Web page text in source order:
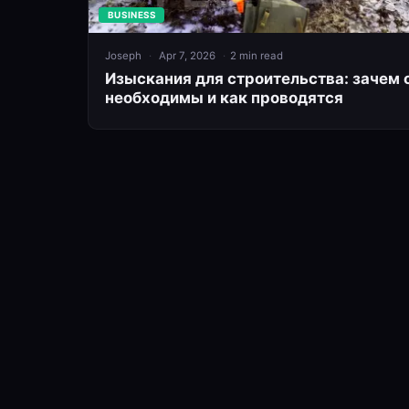
BUSINESS
Joseph Apr 7, 2026 2 min read
Изыскания для строительства: зачем
необходимы и как проводятся